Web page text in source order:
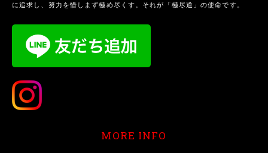
に追求し、努力を惜しまず極め尽くす。それが「極尽道」の使命です。
MORE INFO